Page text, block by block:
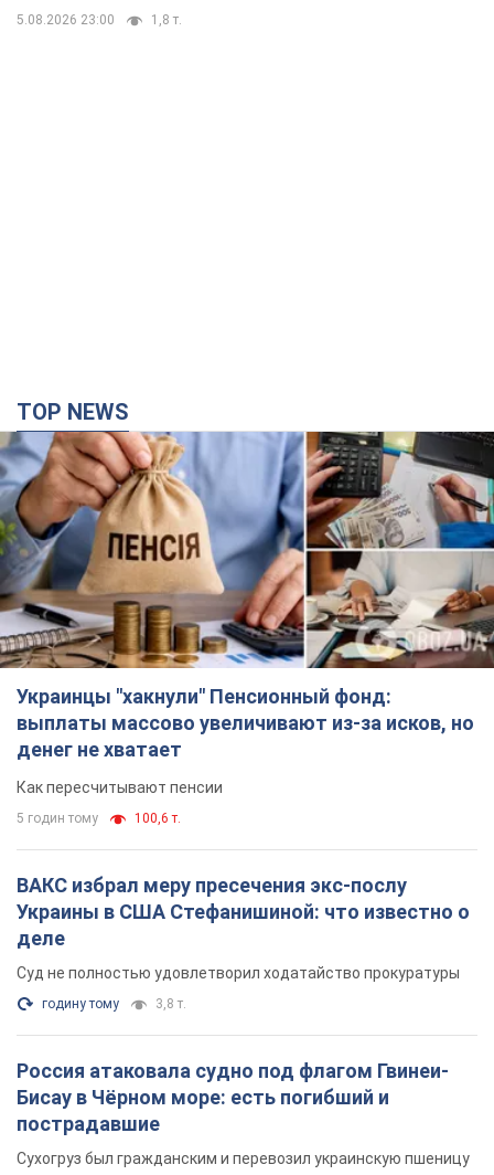
5.08.2026 23:00 1,8 т.
TOP NEWS
Украинцы "хакнули" Пенсионный фонд:
выплаты массово увеличивают из-за исков, но
денег не хватает
Как пересчитывают пенсии
5 годин тому 100,6 т.
ВАКС избрал меру пресечения экс-послу
Украины в США Стефанишиной: что известно о
деле
Суд не полностью удовлетворил ходатайство прокуратуры
годину тому 3,8 т.
Россия атаковала судно под флагом Гвинеи-
Бисау в Чёрном море: есть погибший и
пострадавшие
Сухогруз был гражданским и перевозил украинскую пшеницу